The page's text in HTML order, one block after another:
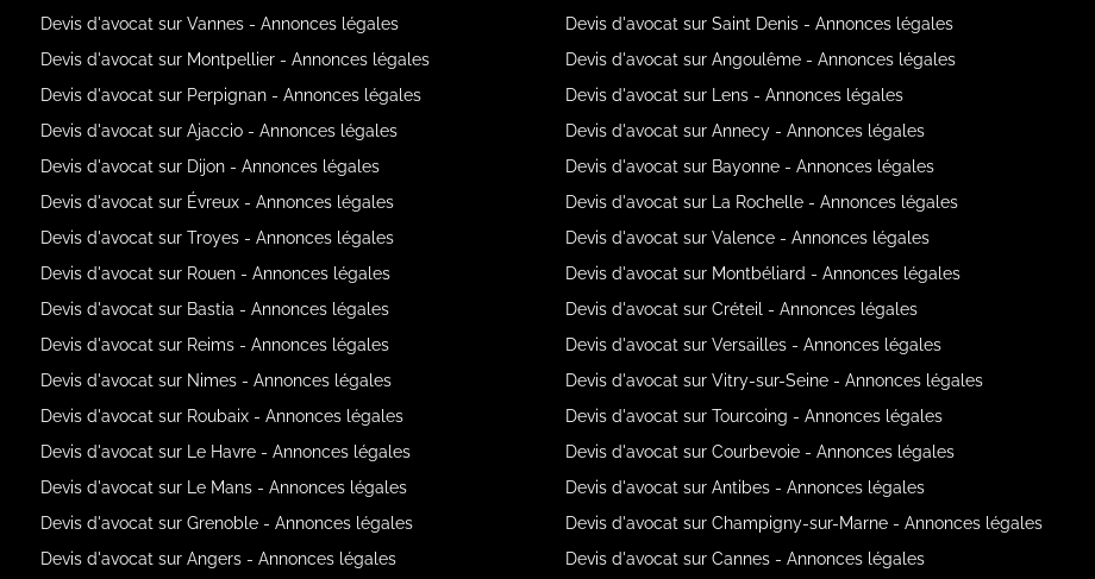
Devis d'avocat sur Vannes - Annonces légales
Devis d'avocat sur Montpellier - Annonces légales
Devis d'avocat sur Perpignan - Annonces légales
Devis d'avocat sur Ajaccio - Annonces légales
Devis d'avocat sur Dijon - Annonces légales
Devis d'avocat sur Évreux - Annonces légales
Devis d'avocat sur Troyes - Annonces légales
Devis d'avocat sur Rouen - Annonces légales
Devis d'avocat sur Bastia - Annonces légales
Devis d'avocat sur Reims - Annonces légales
Devis d'avocat sur Nimes - Annonces légales
Devis d'avocat sur Roubaix - Annonces légales
Devis d'avocat sur Le Havre - Annonces légales
Devis d'avocat sur Le Mans - Annonces légales
Devis d'avocat sur Grenoble - Annonces légales
Devis d'avocat sur Angers - Annonces légales
Devis d'avocat sur Saint Denis - Annonces légales
Devis d'avocat sur Angoulême - Annonces légales
Devis d'avocat sur Lens - Annonces légales
Devis d'avocat sur Annecy - Annonces légales
Devis d'avocat sur Bayonne - Annonces légales
Devis d'avocat sur La Rochelle - Annonces légales
Devis d'avocat sur Valence - Annonces légales
Devis d'avocat sur Montbéliard - Annonces légales
Devis d'avocat sur Créteil - Annonces légales
Devis d'avocat sur Versailles - Annonces légales
Devis d'avocat sur Vitry-sur-Seine - Annonces légales
Devis d'avocat sur Tourcoing - Annonces légales
Devis d'avocat sur Courbevoie - Annonces légales
Devis d'avocat sur Antibes - Annonces légales
Devis d'avocat sur Champigny-sur-Marne - Annonces légales
Devis d'avocat sur Cannes - Annonces légales